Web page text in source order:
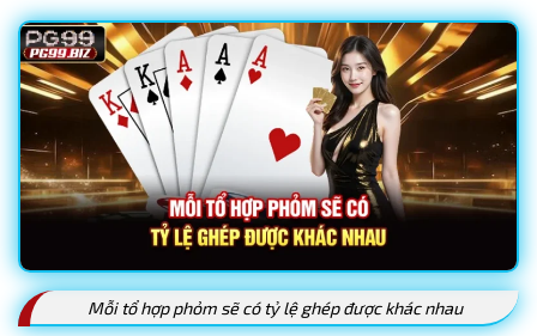
Mỗi tổ hợp phỏm sẽ có tỷ lệ ghép được khác nhau